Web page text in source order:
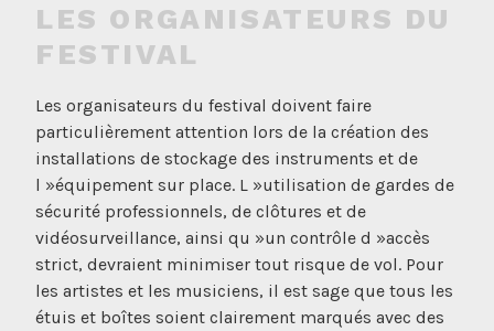
LES ORGANISATEURS DU
FESTIVAL
Les organisateurs du festival doivent faire
particulièrement attention lors de la création des
installations de stockage des instruments et de
l »équipement sur place. L »utilisation de gardes de
sécurité professionnels, de clôtures et de
vidéosurveillance, ainsi qu »un contrôle d »accès
strict, devraient minimiser tout risque de vol. Pour
les artistes et les musiciens, il est sage que tous les
étuis et boîtes soient clairement marqués avec des